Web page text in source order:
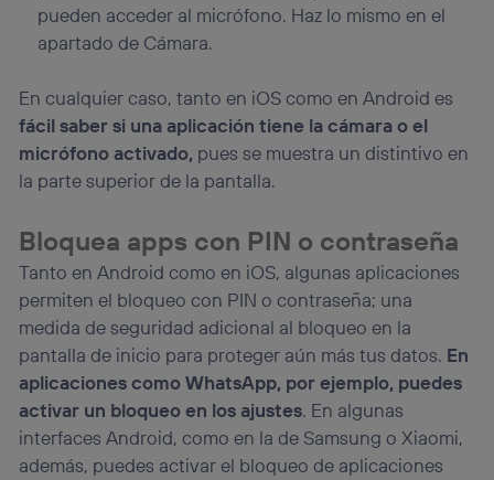
pueden acceder al micrófono. Haz lo mismo en el
apartado de Cámara.
En cualquier caso, tanto en iOS como en Android es
fácil saber si una aplicación tiene la cámara o el
micrófono activado, pues se muestra un distintivo en
la parte superior de la pantalla.
Bloquea apps con PIN o contraseña
Tanto en Android como en iOS, algunas aplicaciones
permiten el bloqueo con PIN o contraseña; una
medida de seguridad adicional al bloqueo en la
pantalla de inicio para proteger aún más tus datos. En
aplicaciones como WhatsApp, por ejemplo, puedes
activar un bloqueo en los ajustes. En algunas
interfaces Android, como en la de Samsung o Xiaomi,
además, puedes activar el bloqueo de aplicaciones